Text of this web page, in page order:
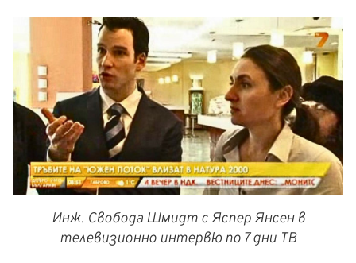
Инж. Свобода Шмидт с Яспер Янсен в
телевизионно интервю по 7 дни ТВ